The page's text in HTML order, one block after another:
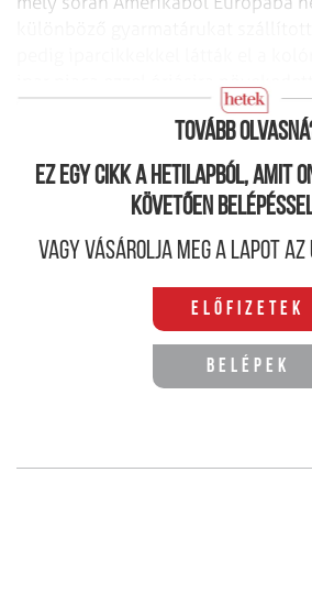
rendszerszintű változtatásra volt
Tovább
Ez egy cikk a hetilapból, amit
követően
Vagy vásárolja meg a lapot
Előfizetek
Belépek